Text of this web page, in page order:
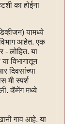
का होईना
यामध्ये
विभाग आहेत. एक
- लोहित. या
या विभागातून
दिवसांच्या
मी स्पर्श
कॅमेंग मध्ये
गाव आहे. या